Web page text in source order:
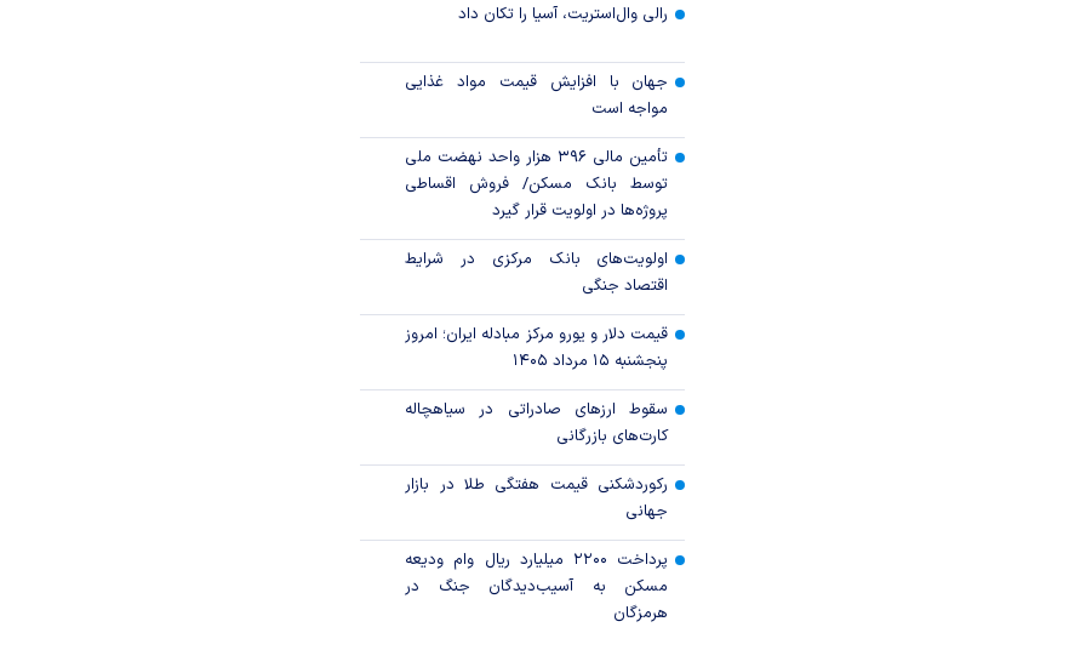
رالی وال‌استریت، آسیا را تکان داد
جهان با افزایش قیمت مواد غذایی
مواجه است
تأمین مالی ۳۹۶ هزار واحد نهضت ملی
توسط بانک مسکن/ فروش اقساطی
پروژه‌ها در اولویت قرار گیرد
اولویت‌های بانک مرکزی در شرایط
اقتصاد جنگی
قیمت دلار و یورو مرکز مبادله ایران؛ امروز
پنجشنبه ۱۵ مرداد ۱۴۰۵
سقوط ارزهای صادراتی در سیاهچاله
کارت‌های بازرگانی
رکوردشکنی قیمت هفتگی طلا در بازار‌
جهانی
پرداخت ۲۲۰۰ میلیارد ریال وام ودیعه
مسکن به آسیب‌دیدگان جنگ در
هرمزگان